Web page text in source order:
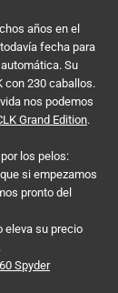
años en el
fecha para
Su
con 230 caballos.
nos podemos
Grand Edition.
los pelos:
si empezamos
pronto del
eleva su precio
Spyder